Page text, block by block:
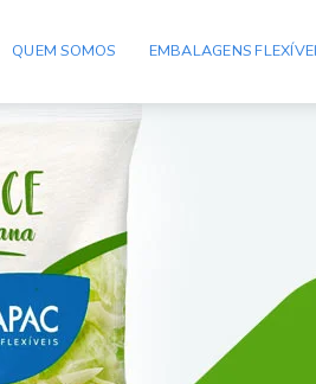
QUEM SOMOS EMBALAGENS